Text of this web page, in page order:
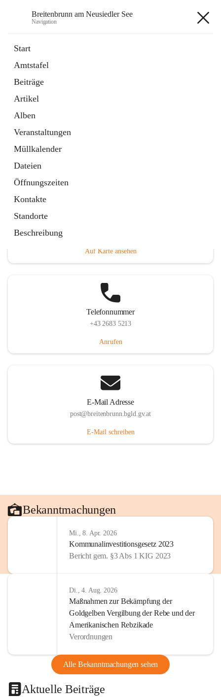
Breitenbrunn am Neusiedler See
Navigation
Start
Amtstafel
Beiträge
Artikel
Alben
Veranstaltungen
Müllkalender
Dateien
Öffnungszeiten
Kontakte
Standorte
Beschreibung
18 Schnellzugriffe
Gemeindeservice
Auf Karte ansehen
Telefonnummer
+43 2683 5213
Anrufen
E-Mail Adresse
post@breitenbrunn.bgld.gv.at
E-Mail schreiben
Bekanntmachungen
Mi., 8. Apr. 2026
Kommunalinvestitionsgesetz 2023
Bericht gem. §3 Abs 1 KIG 2023
Di., 4. Aug. 2026
Maßnahmen zur Bekämpfung der
Goldgelben Vergilbung der Rebe und der
Amerikanischen Rebzikade
Verordnungen
Alle Bekanntmachungen sehen
Aktuelle Beiträge